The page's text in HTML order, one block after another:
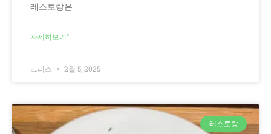
레스토랑은
자세히보기"
크리스 2월 5, 2025
레스토랑